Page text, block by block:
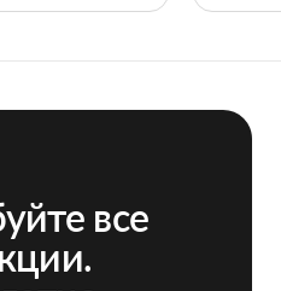
все